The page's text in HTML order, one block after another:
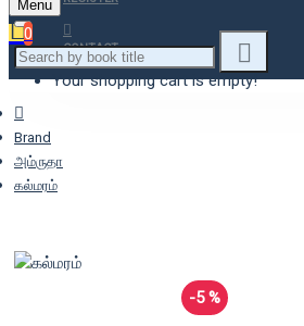
CONTACT
Menu
0
Your shopping cart is empty!
Brand
அம்ருதா
கல்மரம்
-5 %